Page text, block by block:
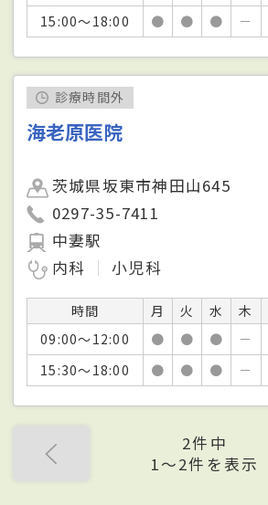
15:00～18:00
● ● ● －
診療時間外
海老原医院
茨城県坂東市神田山645
0297-35-7411
中妻駅
内科
小児科
時間 月 火 水 木
09:00～12:00
● ● ● －
15:30～18:00
● ● ● －
2件中
1〜2件を表示